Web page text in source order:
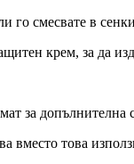
смесвате в
крем, за да
за допълнителна
вместо това